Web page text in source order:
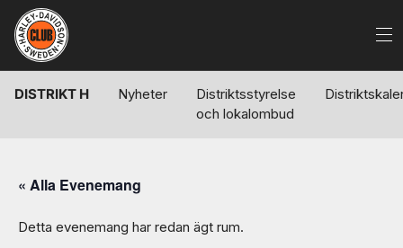
DISTRIKT H Nyheter
Distriktsstyrelse
och lokalombud
« Alla Evenemang
Detta evenemang har redan ägt rum.